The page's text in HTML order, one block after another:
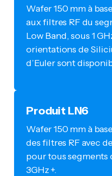
Wafer 150 mm à
aux filtres RF du
Low Band, sous 1
orientations de
d’Euler sont
Produit LN6
Wafer 150 mm à
des filtres RF avec
pour tous segments
3GHz +.